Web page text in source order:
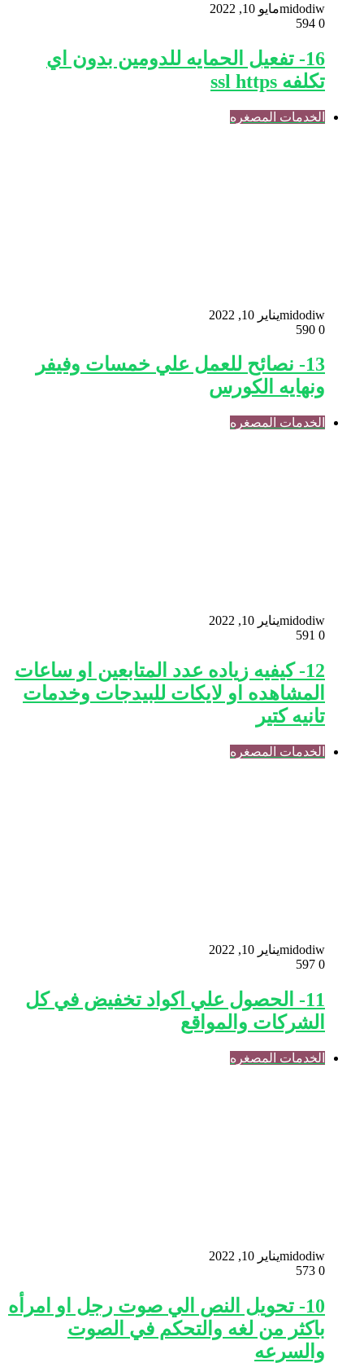
midodiwمايو 10, 2022
0
16- تفعيل الحمايه للدومين بدون اي
تكلفه ssl https
الخدمات المصغره
midodiwيناير 10, 2022
0
13- نصائح للعمل علي خمسات وفيفر
ونهايه الكورس
الخدمات المصغره
midodiwيناير 10, 2022
0
12- كيفيه زياده عدد المتابعين او ساعات
المشاهده او لايكات للبيدجات وخدمات
تانيه كتير
الخدمات المصغره
midodiwيناير 10, 2022
0
11- الحصول علي اكواد تخفيض في كل
الشركات والمواقع
الخدمات المصغره
midodiwيناير 10, 2022
0
10- تحويل النص الي صوت رجل او امرأه
باكثر من لغه والتحكم في الصوت
والسرعه